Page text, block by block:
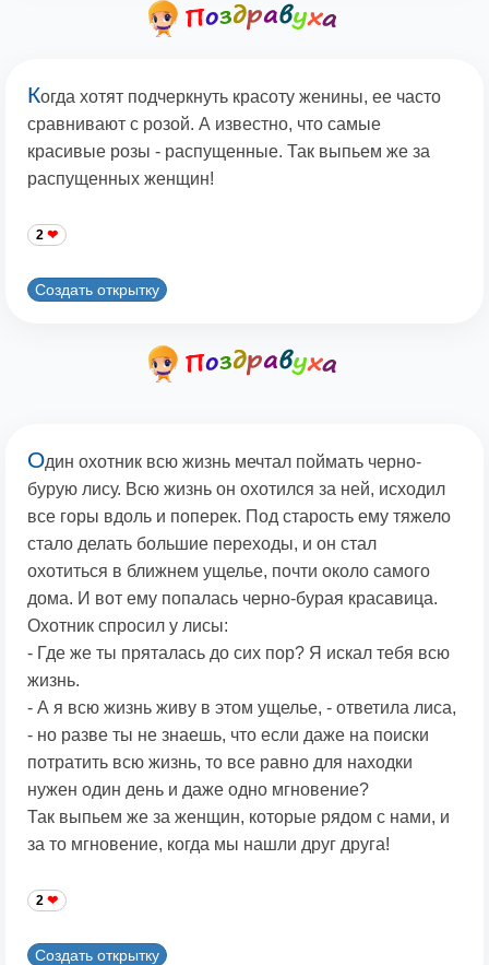
Когда хотят подчеркнуть красоту женины, ее часто
сравнивают с розой. А известно, что самые
красивые розы - распущенные. Так выпьем же за
распущенных женщин!
2
Создать открытку
Один охотник всю жизнь мечтал поймать черно-
бурую лису. Всю жизнь он охотился за ней, исходил
все горы вдоль и поперек. Под старость ему тяжело
стало делать большие переходы, и он стал
охотиться в ближнем ущелье, почти около самого
дома. И вот ему попалась черно-бурая красавица.
Охотник спросил у лисы:
- Где же ты пряталась до сих пор? Я искал тебя всю
жизнь.
- А я всю жизнь живу в этом ущелье, - ответила лиса,
- но разве ты не знаешь, что если даже на поиски
потратить всю жизнь, то все равно для находки
нужен один день и даже одно мгновение?
Так выпьем же за женщин, которые рядом с нами, и
за то мгновение, когда мы нашли друг друга!
2
Создать открытку